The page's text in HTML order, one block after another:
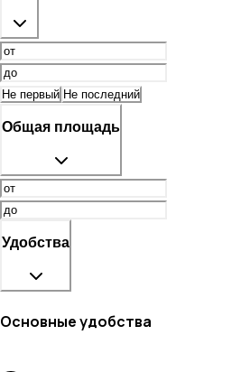
Не первый Не последний
Общая площадь
Удобства
Основные удобства